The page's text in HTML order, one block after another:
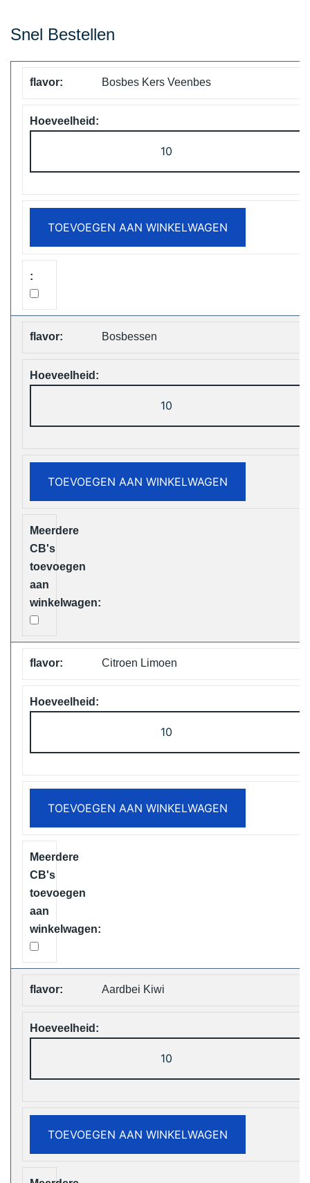
Snel Bestellen
Bosbes Kers Veenbes
Viking
12000
Disposable
Vape
Free
TOEVOEGEN AAN WINKELWAGEN
Bosbessen
Viking
12000
Disposable
Vape
Free
TOEVOEGEN AAN WINKELWAGEN
Citroen Limoen
Viking
12000
Disposable
Vape
Free
TOEVOEGEN AAN WINKELWAGEN
Aardbei Kiwi
Viking
12000
Disposable
Vape
Free
TOEVOEGEN AAN WINKELWAGEN